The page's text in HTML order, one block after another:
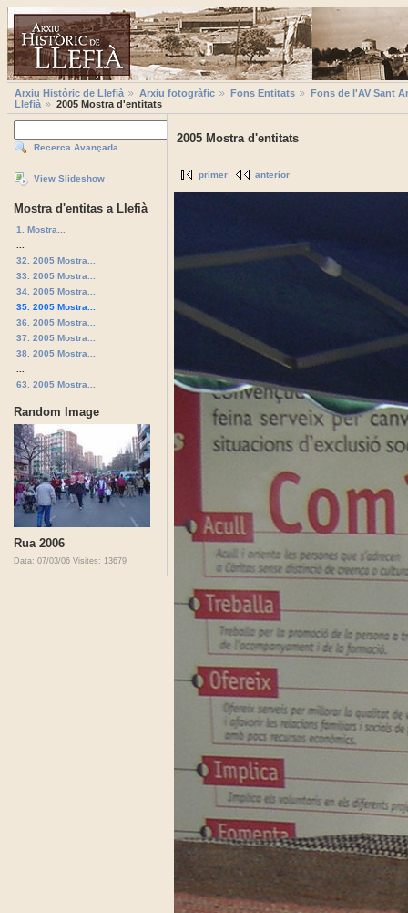
Arxiu Històric de Llefià Arxiu fotogràfic Fons Entitats
Fons de l'AV Sant
Llefià
2005 Mostra d'entitats
Recerca Avançada
View Slideshow
Mostra d'entitas a Llefià
1. Mostra...
32. 2005 Mostra...
33. 2005 Mostra...
34. 2005 Mostra...
35. 2005 Mostra...
36. 2005 Mostra...
37. 2005 Mostra...
38. 2005 Mostra...
63. 2005 Mostra...
Random Image
Rua 2006
Data: 07/03/06 Visites: 13679
2005 Mostra d'entitats
primer anterior